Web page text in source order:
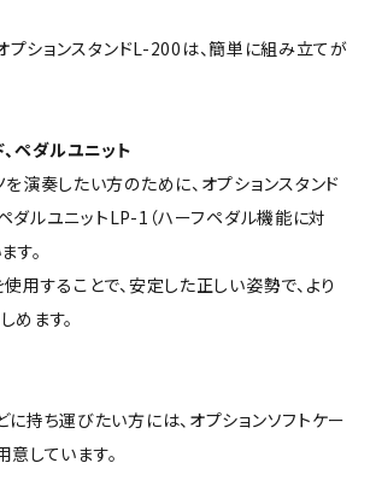
ションスタンドL-200は、簡単に組み立てが
ペダルユニット
演奏したい方のために、オプションスタンド
ダルユニットLP-1（ハーフペダル機能に対
す。
用することで、安定した正しい姿勢で、より
めます。
持ち運びたい方には、オプションソフトケー
しています。